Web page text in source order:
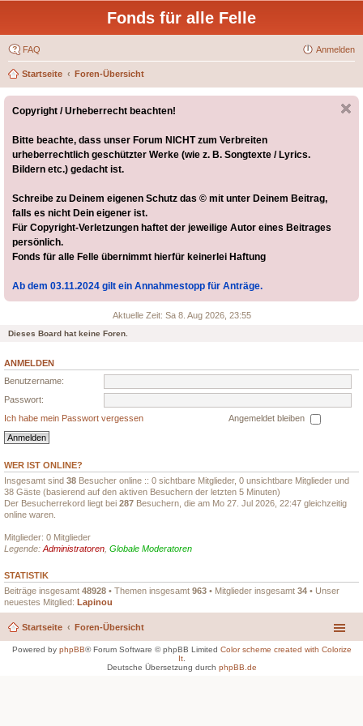
Fonds für alle Felle
FAQ Anmelden
Startseite Foren-Übersicht
Copyright / Urheberrecht beachten!
Bitte beachte, dass unser Forum NICHT zum Verbreiten
urheberrechtlich geschützter Werke (wie z. B. Songtexte / Lyrics.
Bildern etc.) gedacht ist.
Schreibe zu Deinem eigenen Schutz das © mit unter Deinem Beitrag,
falls es nicht Dein eigener ist.
Für Copyright-Verletzungen haftet der jeweilige Autor eines Beitrages
persönlich.
Fonds für alle Felle übernimmt hierfür keinerlei Haftung
Ab dem 03.11.2024 gilt ein Annahmestopp für Anträge.
Aktuelle Zeit: Sa 8. Aug 2026, 23:55
Dieses Board hat keine Foren.
ANMELDEN
Benutzername:
Passwort:
Ich habe mein Passwort vergessen
Angemeldet bleiben
WER IST ONLINE?
Insgesamt sind 38 Besucher online :: 0 sichtbare Mitglieder, 0 unsichtbare Mitglieder und
38 Gäste (basierend auf den aktiven Besuchern der letzten 5 Minuten)
Der Besucherrekord liegt bei 287 Besuchern, die am Mo 27. Jul 2026, 22:47 gleichzeitig
online waren.
Mitglieder: 0 Mitglieder
Legende: Administratoren Globale Moderatoren
STATISTIK
Beiträge insgesamt 48928 • Themen insgesamt 963 • Mitglieder insgesamt 34 • Unser
neuestes Mitglied: Lapinou
Startseite Foren-Übersicht
Powered by phpBB® Forum Software © phpBB Limited Color scheme created with Colorize
It.
Deutsche Übersetzung durch phpBB.de